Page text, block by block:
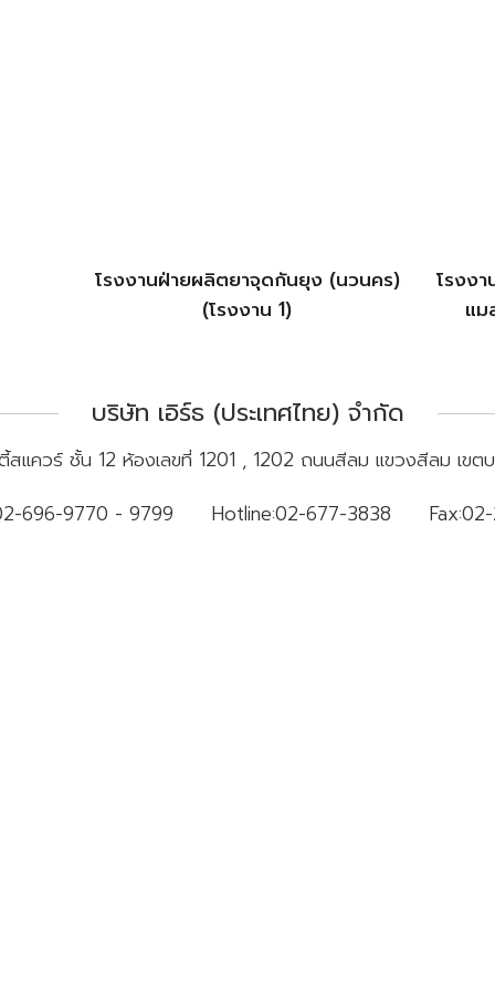
โรงงานฝ่ายผลิตยาจุดกันยุง (นวนคร)
(โรงงาน 1)
โรงง
แม
บริษัท เอิร์ธ (ประเทศไทย) จำกัด
สแควร์ ชั้น 12 ห้องเลขที่ 1201 , 1202 ถนนสีลม แขวงสีลม เข
696-9770 - 9799
Hotline:02-677-3838 Fax:02-